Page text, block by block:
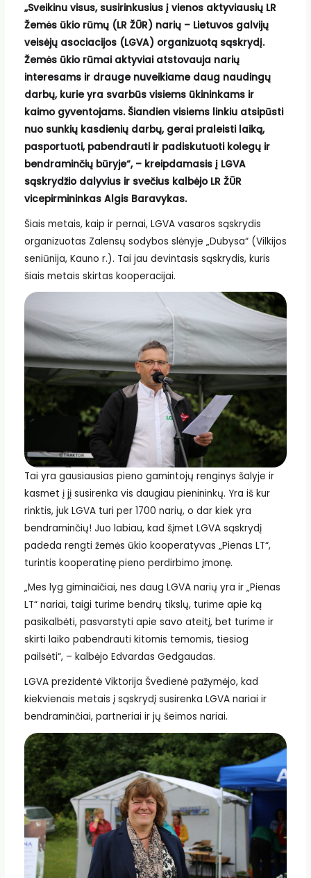
„Sveikinu visus, susirinkusius į vienos aktyviausių LR
Žemės ūkio rūmų (LR ŽŪR) narių – Lietuvos galvijų
veisėjų asociacijos (LGVA) organizuotą sąskrydį.
Žemės ūkio rūmai aktyviai atstovauja narių
interesams ir drauge nuveikiame daug naudingų
darbų, kurie yra svarbūs visiems ūkininkams ir
kaimo gyventojams. Šiandien visiems linkiu atsipūsti
nuo sunkių kasdienių darbų, gerai praleisti laiką,
pasportuoti, pabendrauti ir padiskutuoti kolegų ir
bendraminčių būryje“, – kreipdamasis į LGVA
sąskrydžio dalyvius ir svečius kalbėjo LR ŽŪR
vicepirmininkas Algis Baravykas.
Šiais metais, kaip ir pernai, LGVA vasaros sąskrydis
organizuotas Zalensų sodybos slėnyje „Dubysa“ (Vilkijos
seniūnija, Kauno r.). Tai jau devintasis sąskrydis, kuris
šiais metais skirtas kooperacijai.
Tai yra gausiausias pieno gamintojų renginys šalyje ir
kasmet į jį susirenka vis daugiau pienininkų. Yra iš kur
rinktis, juk LGVA turi per 1700 narių, o dar kiek yra
bendraminčių! Juo labiau, kad šįmet LGVA sąskrydį
padeda rengti žemės ūkio kooperatyvas „Pienas LT“,
turintis kooperatinę pieno perdirbimo įmonę.
„Mes lyg giminaičiai, nes daug LGVA narių yra ir „Pienas
LT“ nariai, taigi turime bendrų tikslų, turime apie ką
pasikalbėti, pasvarstyti apie savo ateitį, bet turime ir
skirti laiko pabendrauti kitomis temomis, tiesiog
pailsėti“, – kalbėjo Edvardas Gedgaudas.
LGVA prezidentė Viktorija Švedienė pažymėjo, kad
kiekvienais metais į sąskrydį susirenka LGVA nariai ir
bendraminčiai, partneriai ir jų šeimos nariai.